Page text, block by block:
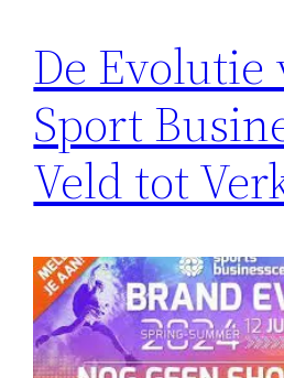
De Evolutie
Sport
Veld tot